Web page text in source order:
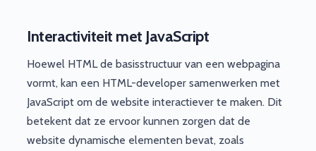
Interactiviteit met JavaScript
Hoewel HTML de basisstructuur van een webpagina
vormt, kan een HTML-developer samenwerken met
JavaScript om de website interactiever te maken. Dit
betekent dat ze ervoor kunnen zorgen dat de
website dynamische elementen bevat, zoals